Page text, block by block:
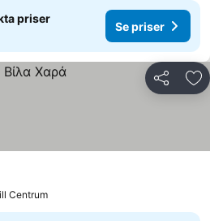
priser
Se priser
Dela
Centrum